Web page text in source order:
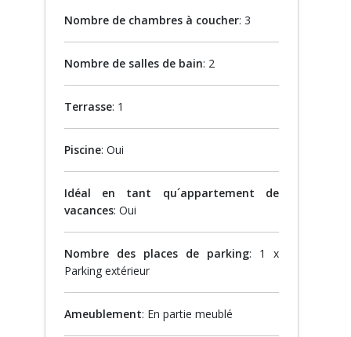
Nombre de chambres à coucher: 3
Nombre de salles de bain: 2
Terrasse: 1
Piscine: Oui
Idéal en tant qu´appartement de
vacances: Oui
Nombre des places de parking: 1 x
Parking extérieur
Ameublement: En partie meublé